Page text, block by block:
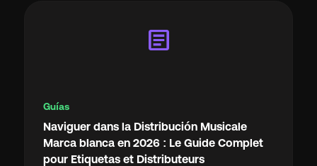
article
Guías
Naviguer dans la Distribución Musicale
Marca blanca en 2026 : Le Guide Complet
pour Etiquetas et Distributeurs